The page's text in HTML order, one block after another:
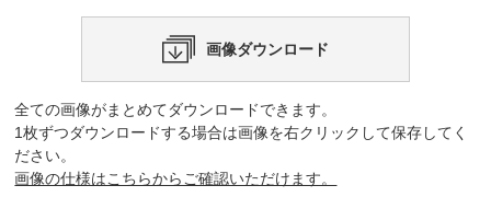
画像ダウンロード
全ての画像がまとめてダウンロードできます。
1枚ずつダウンロードする場合は画像を右クリックして保存してく
ださい。
画像の仕様はこちらからご確認いただけます。